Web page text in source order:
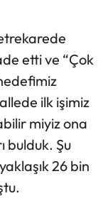
etti ve “Çok
ilk işimiz
miyiz ona
bulduk. Şu
26 bin